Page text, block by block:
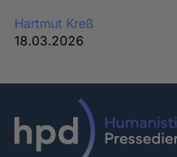
Hartmut Kreß
18.03.2026